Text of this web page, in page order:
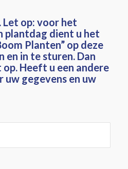
Let op: voor het
plantdag dient u het
Planten” op deze
en in te sturen. Dan
Heeft u een andere
uw gegevens en uw